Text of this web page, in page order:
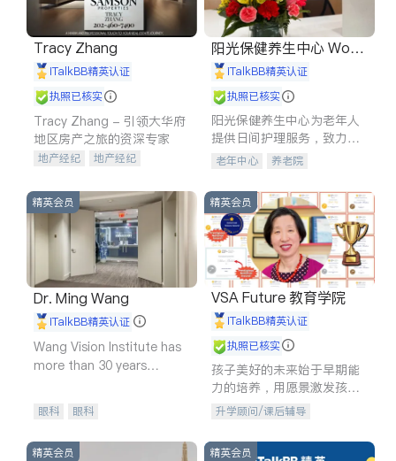
Tracy Zhang
iTalkBB精英认证
执照已核实
Tracy Zhang - 引领大华府
地区房产之旅的资深专家
地产经纪
地产经纪
商铺租售
开发商建商
阳光保健养生中心 World
shine
iTalkBB精英认证
执照已核实
阳光保健养生中心为老年人
提供日间护理服务，致力于
通过持续的护理创新来有效
老年中心 养老院
精英会员
Dr. Ming Wang
iTalkBB精英认证
Wang Vision Institute has
more than 30 years
眼科 眼科
精英会员
VSA Future 教育学院
iTalkBB精英认证
执照已核实
孩子美好的未来始于早期能
力的培养，用愿景激发孩子
的学习潜力和动力。理念：
拥有成长型心态是成功的基
石。
升学顾问/课后辅导
精英会员 精英会员